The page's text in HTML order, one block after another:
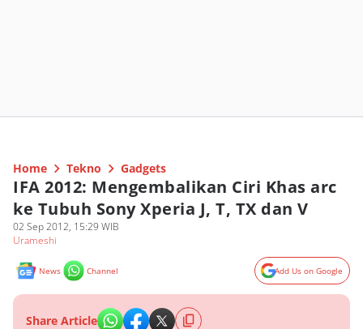
Home Tekno Gadgets
IFA 2012: Mengembalikan Ciri Khas arc
ke Tubuh Sony Xperia J, T, TX dan V
02 Sep 2012, 15:29 WIB
Urameshi
News Channel Add Us on Google
Share Article